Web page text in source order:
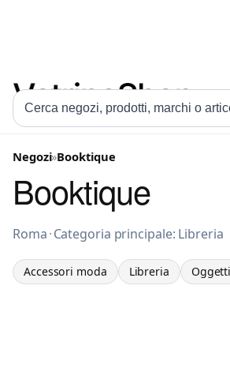
Negozi»Booktique
Booktique
Accessori moda a Roma
Roma·Categoria principale: Libreria
Accessori moda Libreria